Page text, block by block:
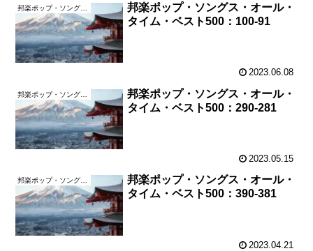
邦楽ポップ・ソングス・オール・
タイム・ベスト500：100-91
2023.06.08
邦楽ポップ・ソングス・オール・
タイム・ベスト500：290-281
2023.05.15
邦楽ポップ・ソングス・オール・タイム・ベスト500
邦楽ポップ・ソングス・オール・
タイム・ベスト500：390-381
2023.04.21